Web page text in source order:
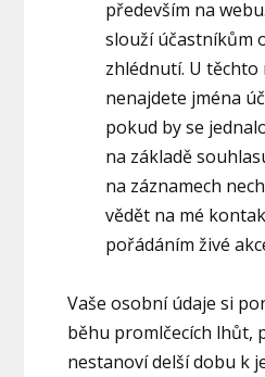
především na
slouží účastníkům
zhlédnutí. U
nenajdete jména
pokud by se
na základě
na záznamech
vědět na mé
pořádáním živé
Vaše osobní údaje si
běhu promlčecích lhůt,
nestanoví delší dobu k